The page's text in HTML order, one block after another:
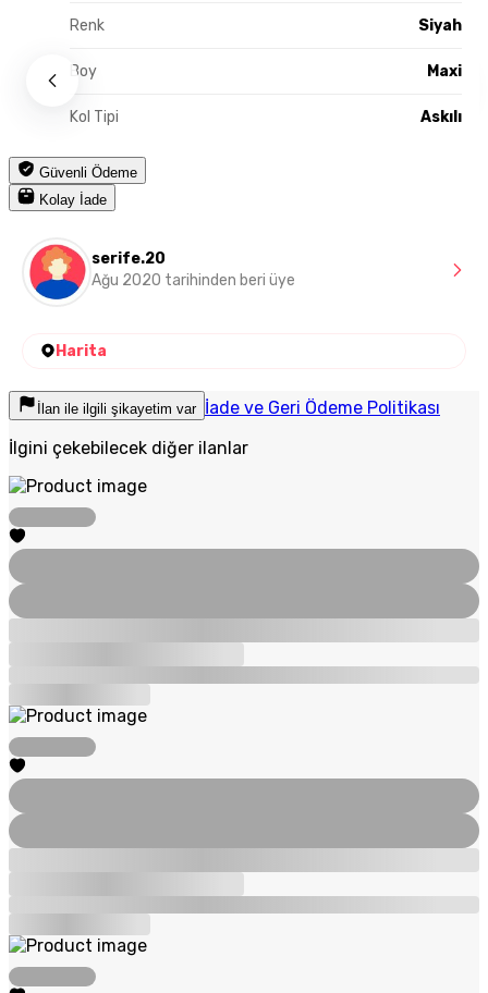
Renk Siyah
Boy Maxi
Kol Tipi Askılı
Güvenli Ödeme
Kolay İade
serife.20
Ağu 2020 tarihinden beri üye
Harita
İlan ile ilgili şikayetim var İade ve Geri Ödeme Politikası
İlgini çekebilecek diğer ilanlar